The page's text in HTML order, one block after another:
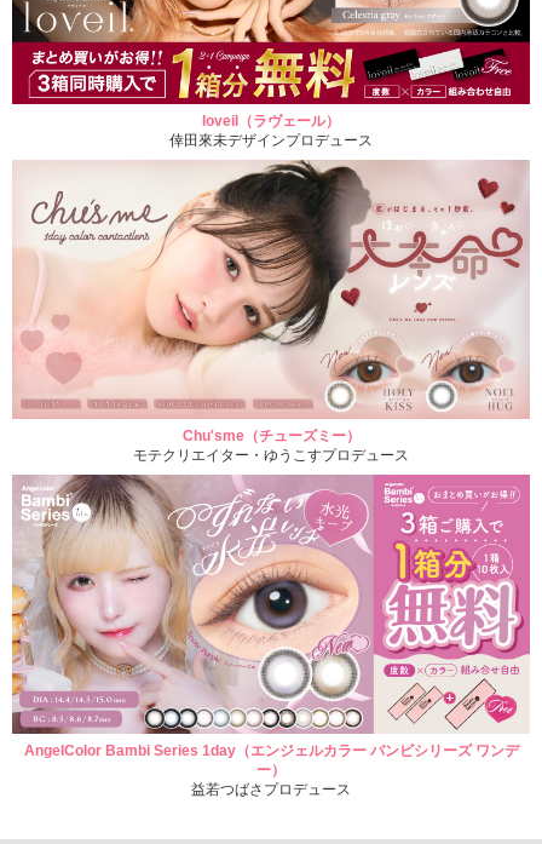
loveil（ラヴェール）
倖田來未デザインプロデュース
Chu'sme（チューズミー）
モテクリエイター・ゆうこすプロデュース
AngelColor Bambi Series 1day（エンジェルカラー バンビシリーズ ワンデ
ー）
益若つばさプロデュース